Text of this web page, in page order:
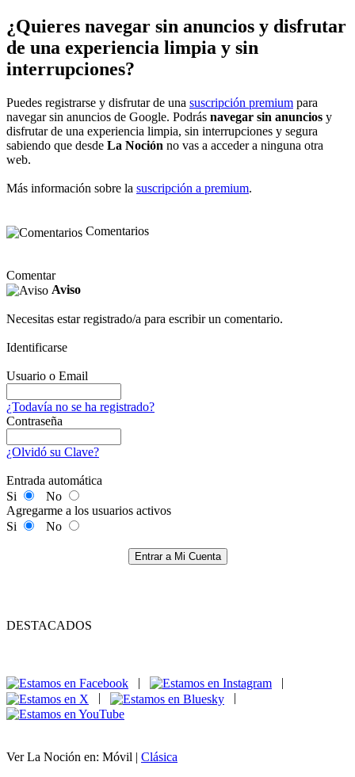
¿Quieres navegar sin anuncios y disfrutar
de una experiencia limpia y sin
interrupciones?
Puedes registrarse y disfrutar de una suscripción premium para
navegar sin anuncios de Google. Podrás navegar sin anuncios y
disfrutar de una experiencia limpia, sin interrupciones y segura
sabiendo que desde La Noción no vas a acceder a ninguna otra
web.
Más información sobre la suscripción a premium.
Comentarios
Comentar
Aviso
Necesitas estar registrado/a para escribir un comentario.
Identificarse
Usuario o Email
¿Todavía no se ha registrado?
Contraseña
¿Olvidó su Clave?
Entrada automática
Si
No
Agregarme a los usuarios activos
Si
No
Entrar a Mi Cuenta
DESTACADOS
|
|
|
|
Ver La Noción en: Móvil | Clásica